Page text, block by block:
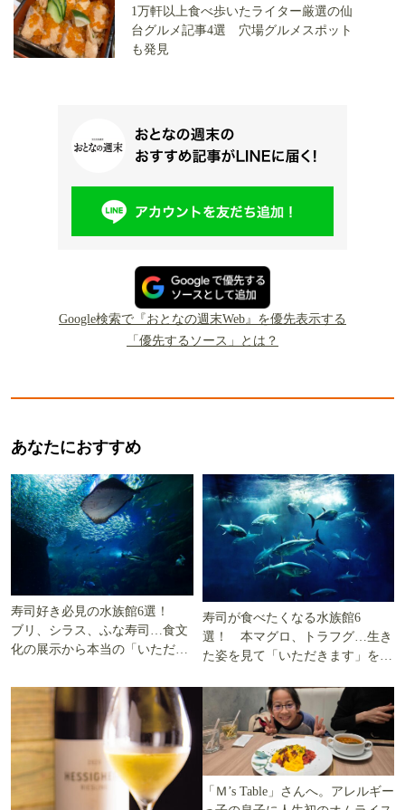
1万軒以上食べ歩いたライター厳選の仙
台グルメ記事4選 穴場グルメスポット
も発見
Google検索で『おとなの週末Web』を優先表示する
「優先するソース」とは？
あなたにおすすめ
寿司好き必見の水族館6選！
ブリ、シラス、ふな寿司…食文
化の展示から本当の「いただき
寿司が食べたくなる水族館6
選！ 本マグロ、トラフグ…生き
た姿を見て「いただきます」を考
「Ｍ’s Table」さんへ。アレルギー